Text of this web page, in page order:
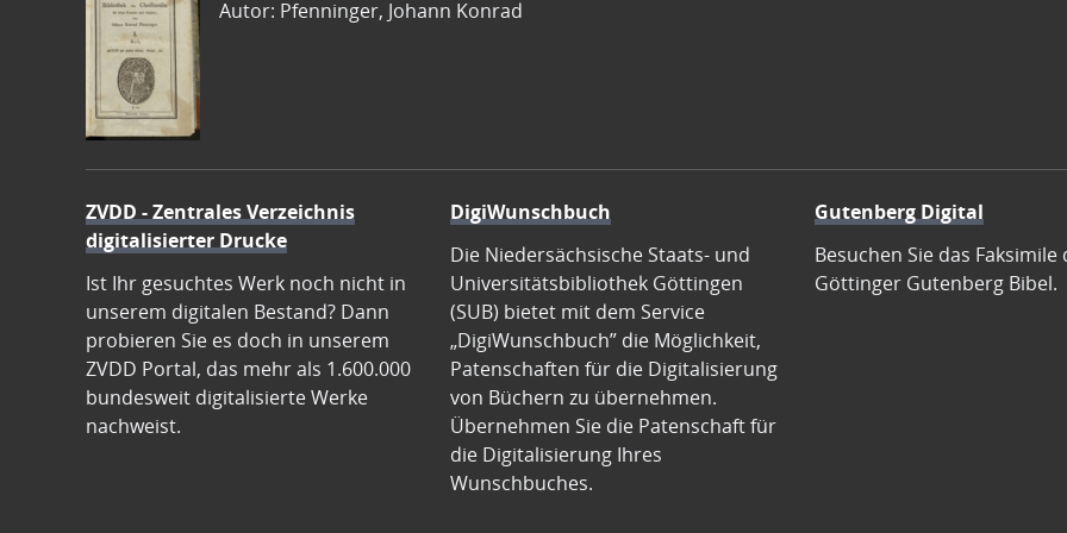
Autor: Pfenninger, Johann Konrad
ZVDD - Zentrales Verzeichnis
digitalisierter Drucke
Ist Ihr gesuchtes Werk noch nicht in
unserem digitalen Bestand? Dann
probieren Sie es doch in unserem
ZVDD Portal, das mehr als 1.600.000
bundesweit digitalisierte Werke
nachweist.
DigiWunschbuch
Die Niedersächsische Staats- und
Universitätsbibliothek Göttingen
(SUB) bietet mit dem Service
„DigiWunschbuch” die Möglichkeit,
Patenschaften für die Digitalisierung
von Büchern zu übernehmen.
Übernehmen Sie die Patenschaft für
die Digitalisierung Ihres
Wunschbuches.
Gutenberg Digital
Besuchen Sie das Faksimile
Göttinger Gutenberg Bibel.